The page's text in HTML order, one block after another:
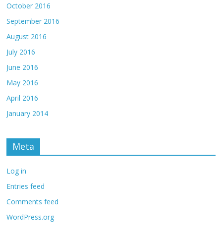
October 2016
September 2016
August 2016
July 2016
June 2016
May 2016
April 2016
January 2014
Meta
Log in
Entries feed
Comments feed
WordPress.org